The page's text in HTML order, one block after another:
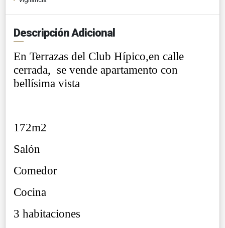
Descripción Adicional
En Terrazas del Club Hípico,en calle
cerrada, se vende apartamento con
bellísima vista
172m2
Salón
Comedor
Cocina
3 habitaciones